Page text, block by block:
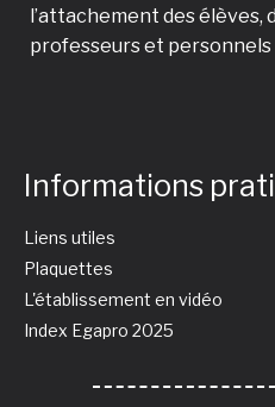
l’attachement des élèves,
professeurs et
Informations
Liens utiles
Plaquettes
L'établissement en vidéo
Index Egapro 2025